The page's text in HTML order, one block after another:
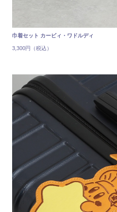
巾着セット カービィ・ワドルディ
3,300円（税込）